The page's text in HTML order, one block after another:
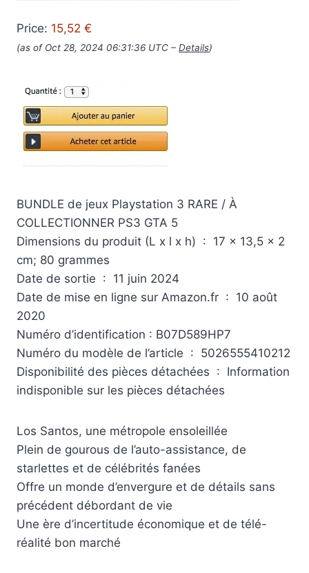
Price: 15,52 €
(as of Oct 28, 2024 06:31:36 UTC – Details)
BUNDLE de jeux Playstation 3 RARE / À
COLLECTIONNER PS3 GTA 5
Dimensions du produit (L x l x h) ‏ : ‎ 17 x 13,5 x 2
cm; 80 grammes
Date de sortie ‏ : ‎ 11 juin 2024
Date de mise en ligne sur Amazon.fr ‏ : ‎ 10 août
2020
Numéro d’identification : B07D589HP7
Numéro du modèle de l’article ‏ : ‎ 5026555410212
Disponibilité des pièces détachées ‏ : ‎ Information
indisponible sur les pièces détachées
Los Santos, une métropole ensoleillée
Plein de gourous de l’auto-assistance, de
starlettes et de célébrités fanées
Offre un monde d’envergure et de détails sans
précédent débordant de vie
Une ère d’incertitude économique et de télé-
réalité bon marché